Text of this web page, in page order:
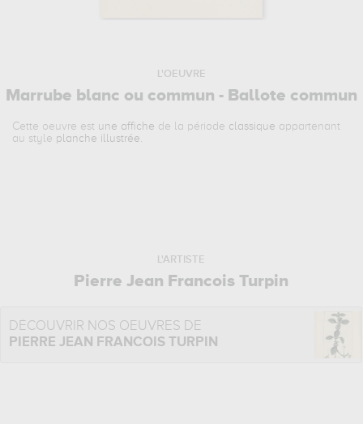
L'OEUVRE
Marrube blanc ou commun - Ballote commun
Cette oeuvre est une affiche de la période classique appartenant
au style planche illustrée.
L'ARTISTE
Pierre Jean Francois Turpin
DÉCOUVRIR NOS OEUVRES DE
PIERRE JEAN FRANCOIS TURPIN